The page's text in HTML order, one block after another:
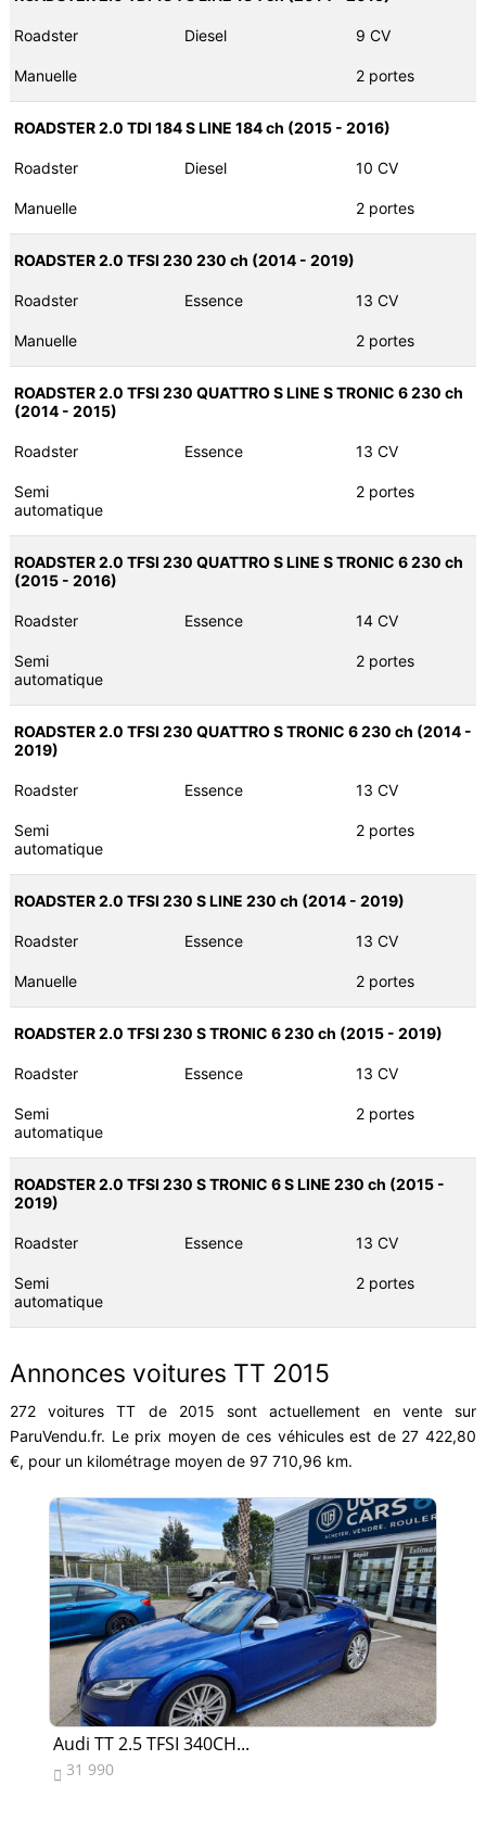
Roadster Diesel 9 CV
Manuelle 2 portes
ROADSTER 2.0 TDI 184 S LINE 184 ch (2015 - 2016)
Roadster Diesel 10 CV
Manuelle 2 portes
ROADSTER 2.0 TFSI 230 230 ch (2014 - 2019)
Roadster Essence 13 CV
Manuelle 2 portes
ROADSTER 2.0 TFSI 230 QUATTRO S LINE S TRONIC 6 230 ch
(2014 - 2015)
Roadster Essence 13 CV
Semi
automatique
2 portes
ROADSTER 2.0 TFSI 230 QUATTRO S LINE S TRONIC 6 230 ch
(2015 - 2016)
Roadster Essence 14 CV
Semi
automatique
2 portes
ROADSTER 2.0 TFSI 230 QUATTRO S TRONIC 6 230 ch (2014 -
2019)
Roadster Essence 13 CV
Semi
automatique
2 portes
ROADSTER 2.0 TFSI 230 S LINE 230 ch (2014 - 2019)
Roadster Essence 13 CV
Manuelle 2 portes
ROADSTER 2.0 TFSI 230 S TRONIC 6 230 ch (2015 - 2019)
Roadster Essence 13 CV
Semi
automatique
2 portes
ROADSTER 2.0 TFSI 230 S TRONIC 6 S LINE 230 ch (2015 -
2019)
Roadster Essence 13 CV
Semi
automatique
2 portes
Annonces voitures TT 2015
272 voitures TT de 2015 sont actuellement en vente sur
ParuVendu.fr. Le prix moyen de ces véhicules est de 27 422,80
€, pour un kilométrage moyen de 97 710,96 km.
Audi TT 2.5 TFSI 340CH...
 31 990